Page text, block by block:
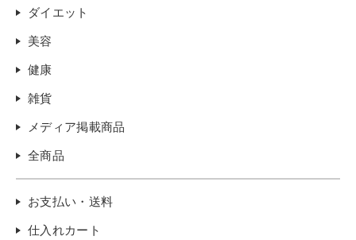
ダイエット
美容
健康
雑貨
メディア掲載商品
全商品
お支払い・送料
仕入れカート